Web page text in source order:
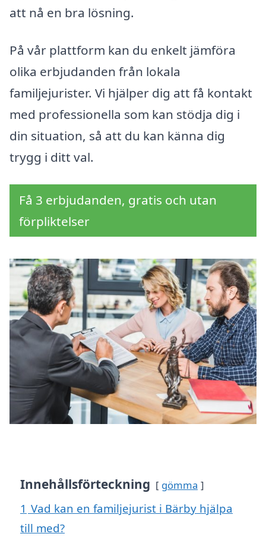
att nå en bra lösning.
På vår plattform kan du enkelt jämföra
olika erbjudanden från lokala
familjejurister. Vi hjälper dig att få kontakt
med professionella som kan stödja dig i
din situation, så att du kan känna dig
trygg i ditt val.
Få 3 erbjudanden, gratis och utan
förpliktelser
Innehållsförteckning gömma
1 Vad kan en familjejurist i Bärby hjälpa
till med?